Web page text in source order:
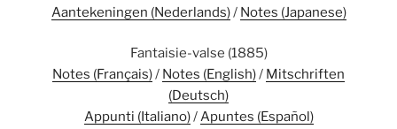
Aantekeningen (Nederlands)/ Notes (Japanese)
Fantaisie-valse (1885)
Notes (Français)/ Notes (English)/ Mitschriften
(Deutsch)
Appunti (Italiano)/Apuntes (Español)